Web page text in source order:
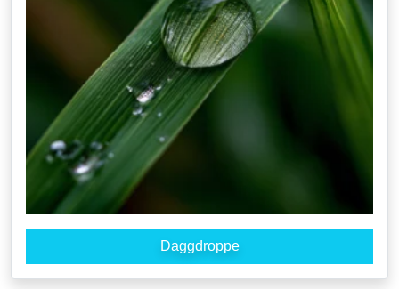
Daggdroppe